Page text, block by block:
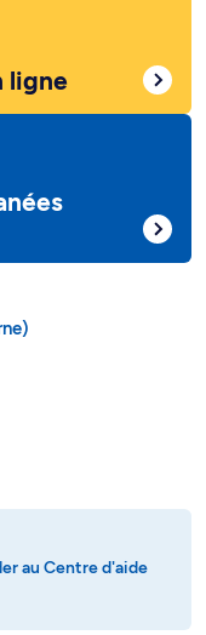
ligne
au Centre d'aide